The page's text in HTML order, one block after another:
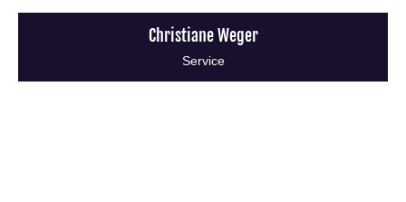
Christiane Weger
Service